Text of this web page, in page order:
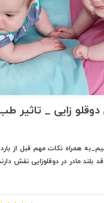
زایی _
همراه نکات مهم قبل از
مادر در دوقلوزایی نقش